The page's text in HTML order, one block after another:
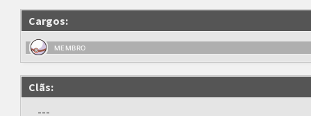
Cargos:
MEMBRO
Clãs:
---